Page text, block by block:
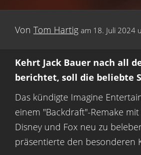
Von Tom Hartig am 18. Juli 2024
Kehrt Jack Bauer nach all
berichtet, soll die beliebte
Das kündigte Imagine
einem "Backdraft"-Remake
Disney und Fox neu zu
präsentierte den besonderen